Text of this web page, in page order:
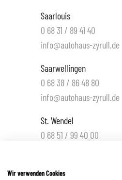
Saarlouis
0 68 31 / 89 41 40
info@autohaus-zyrull.de
Saarwellingen
0 68 38 / 86 48 80
info@autohaus-zyrull.de
St. Wendel
0 68 51 / 99 40 00
Hüttigweiler
Wir verwenden Cookies